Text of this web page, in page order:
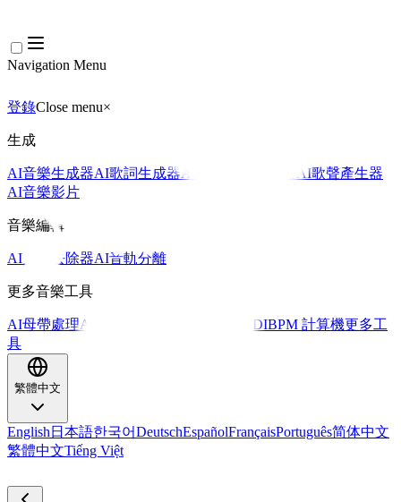
Navigation Menu
登錄Close menu×
生成
AI音樂生成器AI歌詞生成器AI歌曲翻唱產生器
AI歌聲產生器
AI音樂影片
音樂編輯
AI人聲去除器AI音軌分離
更多音樂工具
AI母帶處理AI MIDI編輯器 AI 音訊轉MIDIBPM 計算機更多工
具
繁體中文
English 日本語한국어DeutschEspañolFrançaisPortuguês简体中文
繁體中文Tiếng Việt